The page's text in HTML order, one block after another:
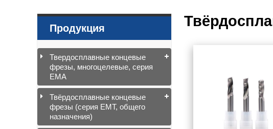
Продукция
Твердосплавные концевые
фрезы, многоцелевые, серия
EMA
Твёрдосплавные концевые
фрезы (серия EMT, общего
назначения)